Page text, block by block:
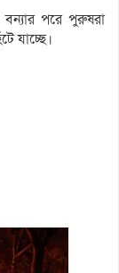
বন্যার পরে পুরুষরা
যাচ্ছে।